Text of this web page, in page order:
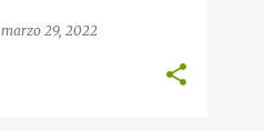
marzo 29, 2022